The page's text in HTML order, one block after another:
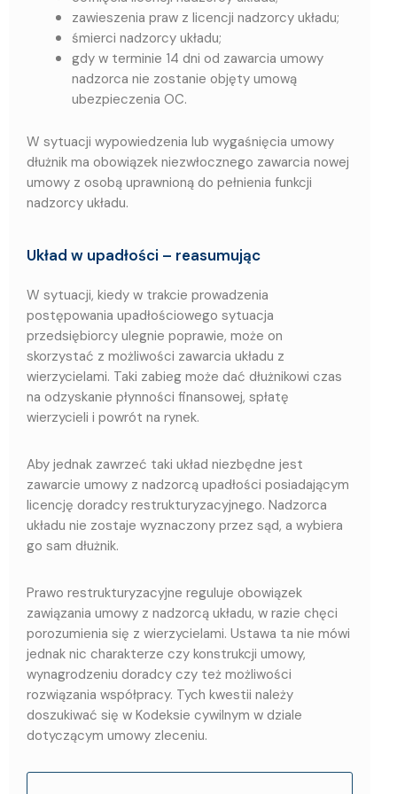
zawieszenia praw z licencji nadzorcy układu;
śmierci nadzorcy układu;
gdy w terminie 14 dni od zawarcia umowy
nadzorca nie zostanie objęty umową
ubezpieczenia OC.
W sytuacji wypowiedzenia lub wygaśnięcia umowy
dłużnik ma obowiązek niezwłocznego zawarcia nowej
umowy z osobą uprawnioną do pełnienia funkcji
nadzorcy układu.
Układ w upadłości – reasumując
W sytuacji, kiedy w trakcie prowadzenia
postępowania upadłościowego sytuacja
przedsiębiorcy ulegnie poprawie, może on
skorzystać z możliwości zawarcia układu z
wierzycielami. Taki zabieg może dać dłużnikowi czas
na odzyskanie płynności finansowej, spłatę
wierzycieli i powrót na rynek.
Aby jednak zawrzeć taki układ niezbędne jest
zawarcie umowy z nadzorcą upadłości posiadającym
licencję doradcy restrukturyzacyjnego. Nadzorca
układu nie zostaje wyznaczony przez sąd, a wybiera
go sam dłużnik.
Prawo restrukturyzacyjne reguluje obowiązek
zawiązania umowy z nadzorcą układu, w razie chęci
porozumienia się z wierzycielami. Ustawa ta nie mówi
jednak nic charakterze czy konstrukcji umowy,
wynagrodzeniu doradcy czy też możliwości
rozwiązania współpracy. Tych kwestii należy
doszukiwać się w Kodeksie cywilnym w dziale
dotyczącym umowy zleceniu.